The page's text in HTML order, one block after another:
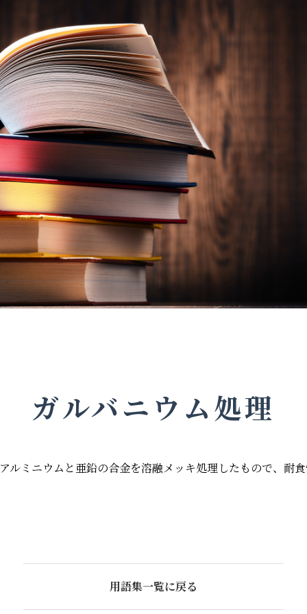
ガルバニウム処理
ルミニウムと亜鉛の合金を溶融メッキ処理したもので、耐
用語集一覧に戻る